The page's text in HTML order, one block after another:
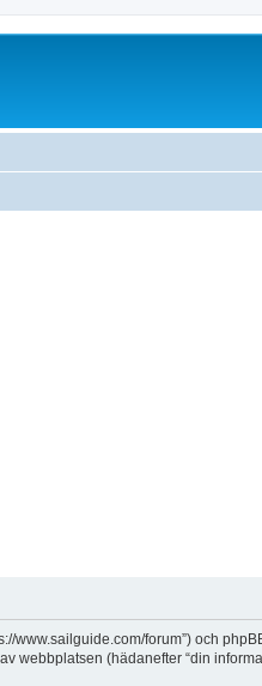
www.sailguide.com/forum”) och
webbplatsen (hädanefter “din